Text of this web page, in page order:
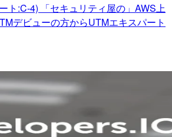
ト:C-4) 「セキュリティ屋の」AWS上
デビューの方からUTMエキスパート